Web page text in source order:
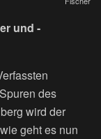
und -
des
wird der
geht es nun